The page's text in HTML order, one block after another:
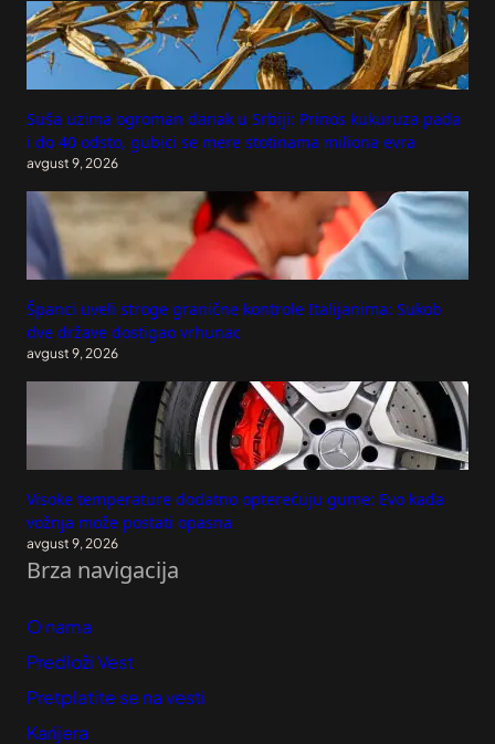
Suša uzima ogroman danak u Srbiji: Prinos kukuruza pada
i do 40 odsto, gubici se mere stotinama miliona evra
avgust 9, 2026
Španci uveli stroge granične kontrole Italijanima: Sukob
dve države dostigao vrhunac
avgust 9, 2026
Visoke temperature dodatno opterećuju gume: Evo kada
vožnja može postati opasna
avgust 9, 2026
Brza navigacija
O nama
Predloži Vest
Pretplatite se na vesti
Karijera